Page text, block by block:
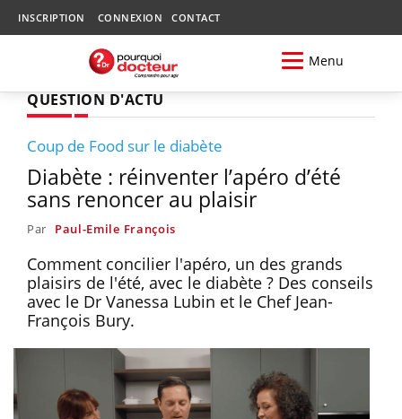
INSCRIPTION CONNEXION CONTACT
Menu
QUESTION D'ACTU
Coup de Food sur le diabète
Diabète : réinventer l’apéro d’été
sans renoncer au plaisir
Par Paul-Emile François
Comment concilier l'apéro, un des grands
plaisirs de l'été, avec le diabète ? Des conseils
avec le Dr Vanessa Lubin et le Chef Jean-
François Bury.